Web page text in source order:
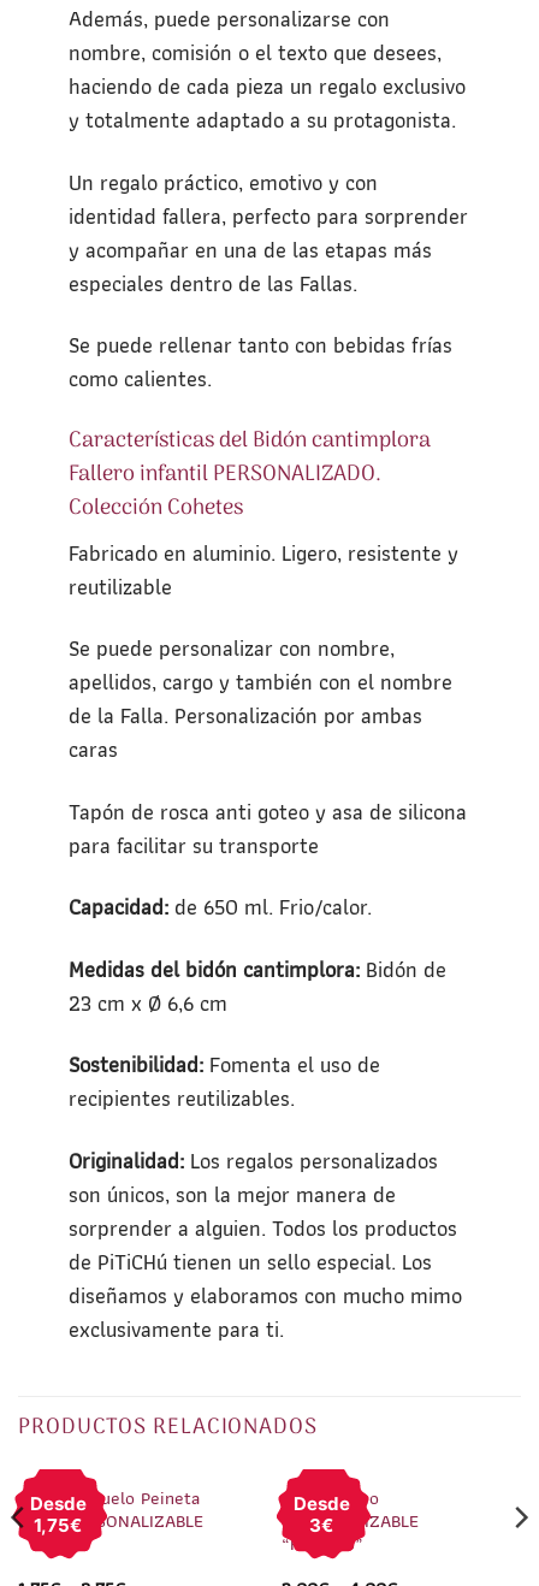
Además, puede personalizarse con
nombre, comisión o el texto que desees,
haciendo de cada pieza un regalo exclusivo
y totalmente adaptado a su protagonista.
Un regalo práctico, emotivo y con
identidad fallera, perfecto para sorprender
y acompañar en una de las etapas más
especiales dentro de las Fallas.
Se puede rellenar tanto con bebidas frías
como calientes.
Características del Bidón cantimplora
Fallero infantil PERSONALIZADO.
Colección Cohetes
Fabricado en aluminio. Ligero, resistente y
reutilizable
Se puede personalizar con nombre,
apellidos, cargo y también con el nombre
de la Falla. Personalización por ambas
caras
Tapón de rosca anti goteo y asa de silicona
para facilitar su transporte
Capacidad:de 650 ml. Frio/calor.
Medidas del bidón cantimplora: Bidón de
23 cm x Ø 6,6 cm
Sostenibilidad:Fomenta el uso de
recipientes reutilizables.
Originalidad:Los regalos personalizados
son únicos, son la mejor manera de
sorprender a alguien. Todos los productos
de PiTiCHú tienen un sello especial. Los
diseñamos y elaboramos con mucho mimo
exclusivamente para ti.
PRODUCTOS RELACIONADOS
Desde
1,75€
Sujeta pañuelo Peineta
texto PERSONALIZABLE
Desde
3€
Pin Camafeo
PERSONALIZABLE
“Fallerito”